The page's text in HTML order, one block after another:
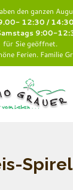
den ganzen
12:30 /
9:00-
für Sie geöffnet.
Ferien. Familie